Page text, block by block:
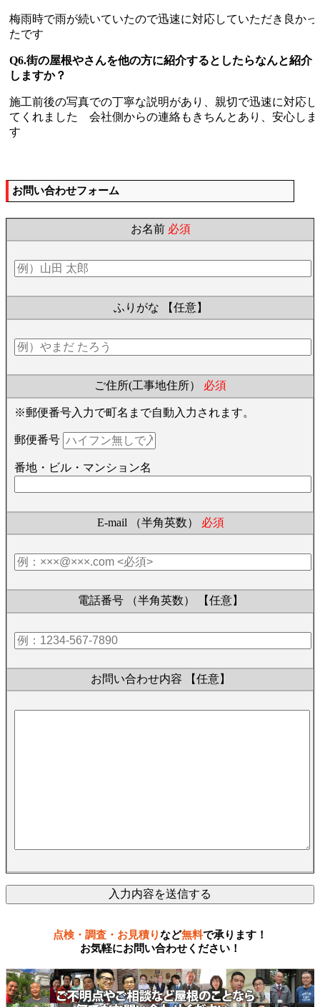
梅雨時で雨が続いていたので迅速に対応していただき良かっ
たです
Q6.街の屋根やさんを他の方に紹介するとしたらなんと紹介
しますか？
施工前後の写真での丁寧な説明があり、親切で迅速に対応し
てくれました 会社側からの連絡もきちんとあり、安心しま
す
お問い合わせフォーム
お名前 必須
ふりがな 【任意】
ご住所(工事地住所） 必須
※郵便番号入力で町名まで自動入力されます。
郵便番号
番地・ビル・マンション名
E-mail （半角英数） 必須
電話番号 （半角英数） 【任意】
お問い合わせ内容 【任意】
点検・調査・お見積りなど無料で承ります！
お気軽にお問い合わせください！